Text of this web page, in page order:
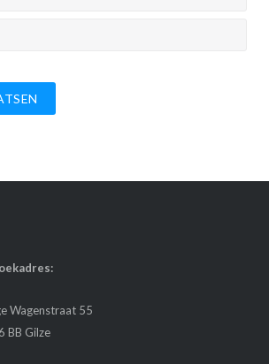
Wagenstraat 55
BB Gilze